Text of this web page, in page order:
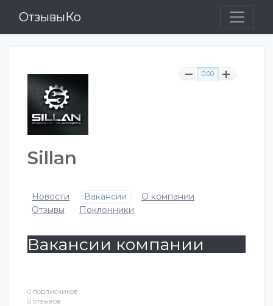
ОтзывыКо
0 подписчиков
0 отзывов
0.00
Sillan
Новости Вакансии
О компании
Отзывы
Поклонники
Вакансии компании